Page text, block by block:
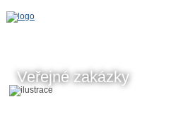
Veřejné zakázky